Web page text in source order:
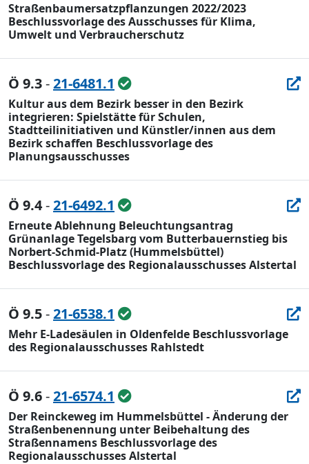
Straßenbaumersatzpflanzungen 2022/2023
Beschlussvorlage des Ausschusses für Klima,
Umwelt und Verbraucherschutz
Ö 9.3-21-6481.1
Kultur aus dem Bezirk besser in den Bezirk
integrieren: Spielstätte für Schulen,
Stadtteilinitiativen und Künstler/innen aus dem
Bezirk schaffen Beschlussvorlage des
Planungsausschusses
Ö 9.4-21-6492.1
Erneute Ablehnung Beleuchtungsantrag
Grünanlage Tegelsbarg vom Butterbauernstieg bis
Norbert-Schmid-Platz (Hummelsbüttel)
Beschlussvorlage des Regionalausschusses Alstertal
Ö 9.5-21-6538.1
Mehr E-Ladesäulen in Oldenfelde Beschlussvorlage
des Regionalausschusses Rahlstedt
Ö 9.6-21-6574.1
Der Reinckeweg im Hummelsbüttel - Änderung der
Straßenbenennung unter Beibehaltung des
Straßennamens Beschlussvorlage des
Regionalausschusses Alstertal